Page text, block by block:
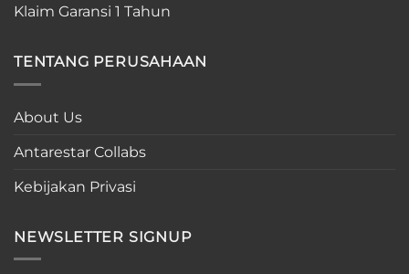
Klaim Garansi 1 Tahun
TENTANG PERUSAHAAN
About Us
Antarestar Collabs
Kebijakan Privasi
NEWSLETTER SIGNUP